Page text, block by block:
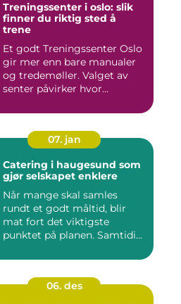
Treningssenter i oslo: slik
finner du riktig sted å
trene
Et godt Treningssenter Oslo
gir mer enn bare manualer
og tredemøller. Valget av
senter påvirker hvor...
07. jan
Catering i haugesund som
gjør selskapet enklere
Når mange skal samles
rundt et godt måltid, blir
mat fort det viktigste
punktet på planen. Samtidig
06. des